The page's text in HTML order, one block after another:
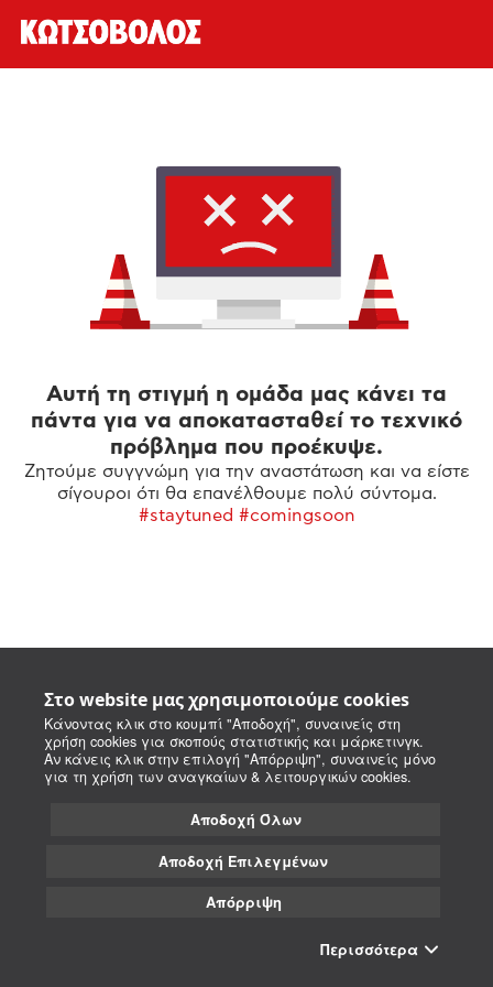
Στο website μας χρησιμοποιούμε cookies
Κάνοντας κλικ στο κουμπί "Αποδοχή", συναινείς στη
χρήση cookies για σκοπούς στατιστικής και μάρκετινγκ.
Αν κάνεις κλικ στην επιλογή "Απόρριψη", συναινείς μόνο
για τη χρήση των αναγκαίων & λειτουργικών cookies.
Αποδοχή Όλων
Αποδοχή Επιλεγμένων
Απόρριψη
Περισσότερα
Αυτή τη στιγμή η ομάδα μας κάνει τα
πάντα για να αποκατασταθεί το τεχνικό
πρόβλημα που προέκυψε.
Ζητούμε συγγνώμη για την αναστάτωση και να είστε
σίγουροι ότι θα επανέλθουμε πολύ σύντομα.
#staytuned #comingsoon